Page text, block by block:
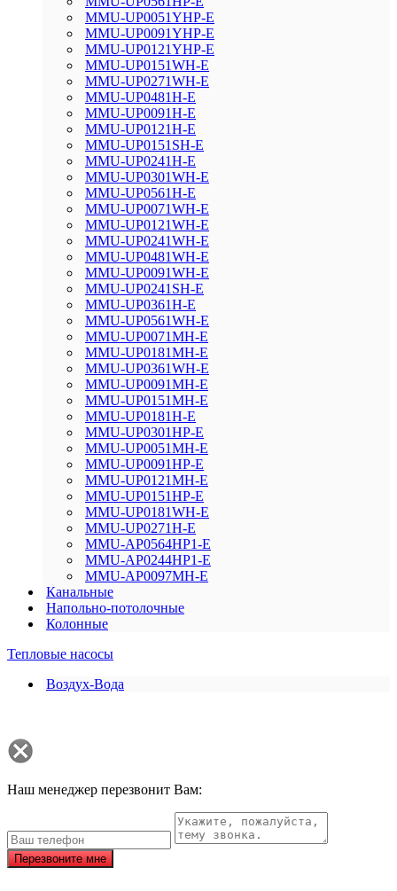
MMU-UP0051YHP-E
MMU-UP0091YHP-E
MMU-UP0121YHP-E
MMU-UP0151WH-E
MMU-UP0271WH-E
MMU-UP0481H-E
MMU-UP0091H-E
MMU-UP0121H-E
MMU-UP0151SH-E
MMU-UP0241H-E
MMU-UP0301WH-E
MMU-UP0561H-E
MMU-UP0071WH-E
MMU-UP0121WH-E
MMU-UP0241WH-E
MMU-UP0481WH-E
MMU-UP0091WH-E
MMU-UP0241SH-E
MMU-UP0361H-E
MMU-UP0561WH-E
MMU-UP0071MH-E
MMU-UP0181MH-E
MMU-UP0361WH-E
MMU-UP0091MH-E
MMU-UP0151MH-E
MMU-UP0181H-E
MMU-UP0301HP-E
MMU-UP0051MH-E
MMU-UP0091HP-E
MMU-UP0121MH-E
MMU-UP0151HP-E
MMU-UP0181WH-E
MMU-UP0271H-E
MMU-AP0564HP1-E
MMU-AP0244HP1-E
MMU-AP0097MH-E
Канальные
Напольно-потолочные
Колонные
Тепловые насосы
Воздух-Вода
Наш менеджер перезвонит Вам:
Перезвоните мне